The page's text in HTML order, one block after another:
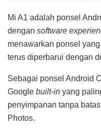
Mi A1 adalah ponsel
dengan software
menawarkan ponsel
terus diperbarui dengan
Sebagai ponsel Android
Google built-in yang
penyimpanan tanpa
Photos.